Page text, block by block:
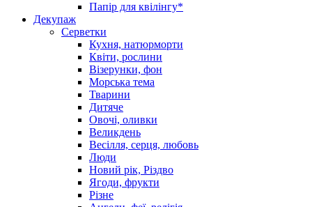
Папір для квілінгу*
Декупаж
Серветки
Кухня, натюрморти
Квіти, рослини
Візерунки, фон
Морська тема
Тварини
Дитяче
Овочі, оливки
Великдень
Весілля, серця, любовь
Люди
Новий рік, Різдво
Ягоди, фрукти
Різне